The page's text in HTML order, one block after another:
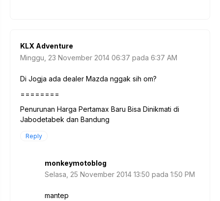
KLX Adventure
Minggu, 23 November 2014 06:37 pada 6:37 AM
Di Jogja ada dealer Mazda nggak sih om?
========
Penurunan Harga Pertamax Baru Bisa Dinikmati di
Jabodetabek dan Bandung
Reply
monkeymotoblog
Selasa, 25 November 2014 13:50 pada 1:50 PM
mantep